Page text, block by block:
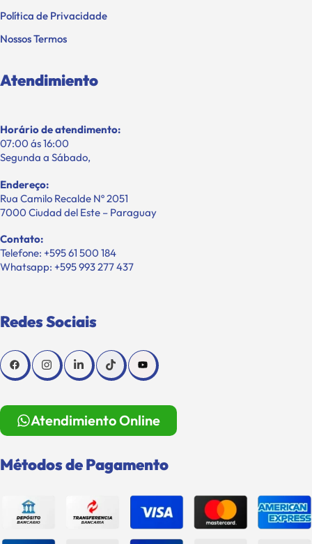
Política de Privacidade
Nossos Termos
Atendimiento
Horário de atendimento:
07:00 ás 16:00
Segunda a Sábado,
Endereço:
Rua Camilo Recalde Nº 2051
7000 Ciudad del Este – Paraguay
Contato:
Telefone: +595 61 500 184
Whatsapp: +595 993 277 437
Redes Sociais
Atendimiento Online
Métodos de Pagamento